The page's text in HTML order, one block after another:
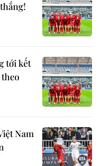
tới kết
Nam